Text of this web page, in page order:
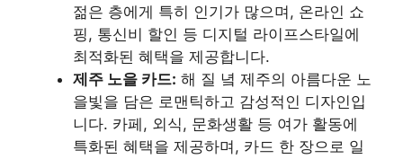
젊은 층에게 특히 인기가 많으며, 온라인 쇼
핑, 통신비 할인 등 디지털 라이프스타일에
최적화된 혜택을 제공합니다.
제주 노을 카드: 해 질 녘 제주의 아름다운 노
을빛을 담은 로맨틱하고 감성적인 디자인입
니다. 카페, 외식, 문화생활 등 여가 활동에
특화된 혜택을 제공하며, 카드 한 장으로 일